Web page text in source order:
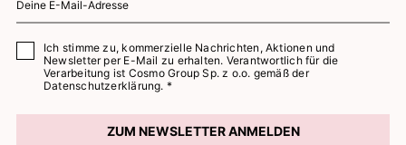
Vielen Dank und freundliche Grüße, Ihr Kundenservice
Neonail.
Ich stimme zu, kommerzielle Nachrichten, Aktionen und
Newsletter per E-Mail zu erhalten. Verantwortlich für die
Verarbeitung ist Cosmo Group Sp. z o.o. gemäß der
Datenschutzerklärung. *
ZUM NEWSLETTER ANMELDEN